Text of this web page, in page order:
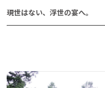
現世はない、浮世の宴へ。